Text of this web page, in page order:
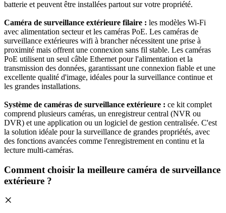
batterie et peuvent être installées partout sur votre propriété.
Caméra de surveillance extérieure filaire : les modèles Wi-Fi
avec alimentation secteur et les caméras PoE. Les caméras de
surveillance extérieures wifi à brancher nécessitent une prise à
proximité mais offrent une connexion sans fil stable. Les caméras
PoE utilisent un seul câble Ethernet pour l'alimentation et la
transmission des données, garantissant une connexion fiable et une
excellente qualité d'image, idéales pour la surveillance continue et
les grandes installations.
Système de caméras de surveillance extérieure : ce kit complet
comprend plusieurs caméras, un enregistreur central (NVR ou
DVR) et une application ou un logiciel de gestion centralisée. C'est
la solution idéale pour la surveillance de grandes propriétés, avec
des fonctions avancées comme l'enregistrement en continu et la
lecture multi-caméras.
Comment choisir la meilleure caméra de surveillance
extérieure ?